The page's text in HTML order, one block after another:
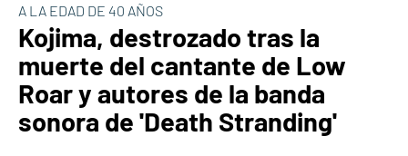
A LA EDAD DE 40 AÑOS
Kojima, destrozado tras la
muerte del cantante de Low
Roar y autores de la banda
sonora de 'Death Stranding'